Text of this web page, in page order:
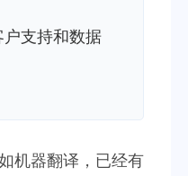
支持和数据
机器翻译，已经有